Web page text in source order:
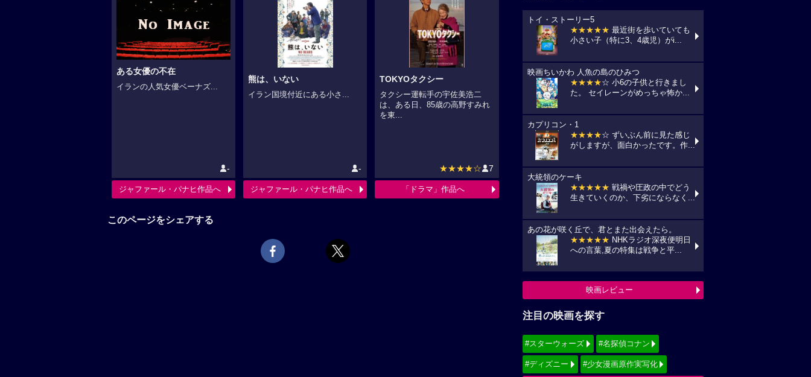
ある女優の不在
イランの人気女優ベーナズ...
-
ジャファール・パナヒ作品へ
熊は、いない
イラン国境付近にある小さ...
-
ジャファール・パナヒ作品へ
TOKYOタクシー
タクシー運転手の宇佐美浩二
は、ある日、85歳の高野すみれ
を東...
★★★★☆ 7
「ドラマ」作品へ
このページをシェアする
トイ・ストーリー5
★★★★★ 最近街を歩いていても
小さい子（特に3、4歳児）がi...
映画ちいかわ 人魚の島のひみつ
★★★★☆ 小6の子供と行きまし
た。 セイレーンがめっちゃ怖か...
カプリコン・1
★★★★☆ ずいぶん前に見た感じ
がしますが、面白かったです。作...
大統領のケーキ
★★★★★ 戦禍や圧政の中でどう
生きていくのか、下劣にならなく...
あの花が咲く丘で、君とまた出会えたら。
★★★★★ NHKラジオ深夜便明日
への言葉,夏の特集は戦争と平...
映画レビュー
注目の映画を探す
#スターウォーズ #名探偵コナン
#ディズニー #少女漫画原作実写化